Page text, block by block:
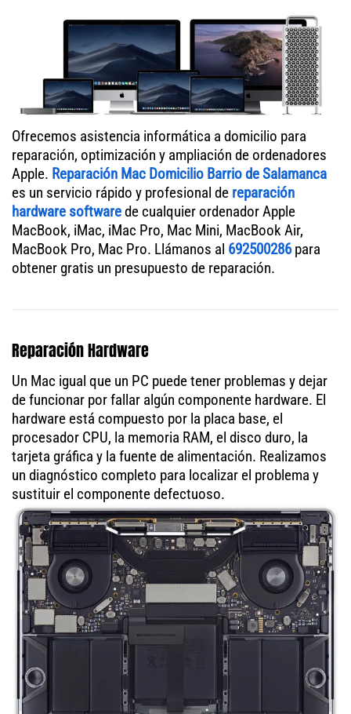
Ofrecemos asistencia informática a domicilio para
reparación, optimización y ampliación de ordenadores
Apple. Reparación Mac Domicilio Barrio de Salamanca
es un servicio rápido y profesional de reparación
hardware softwarede cualquier ordenador Apple
MacBook, iMac, iMac Pro, Mac Mini, MacBook Air,
MacBook Pro, Mac Pro. Llámanos al 692500286para
obtener gratis un presupuesto de reparación.
Reparación Hardware
Un Mac igual que un PC puede tener problemas y dejar
de funcionar por fallar algún componente hardware. El
hardware está compuesto por la placa base, el
procesador CPU, la memoria RAM, el disco duro, la
tarjeta gráfica y la fuente de alimentación. Realizamos
un diagnóstico completo para localizar el problema y
sustituir el componente defectuoso.